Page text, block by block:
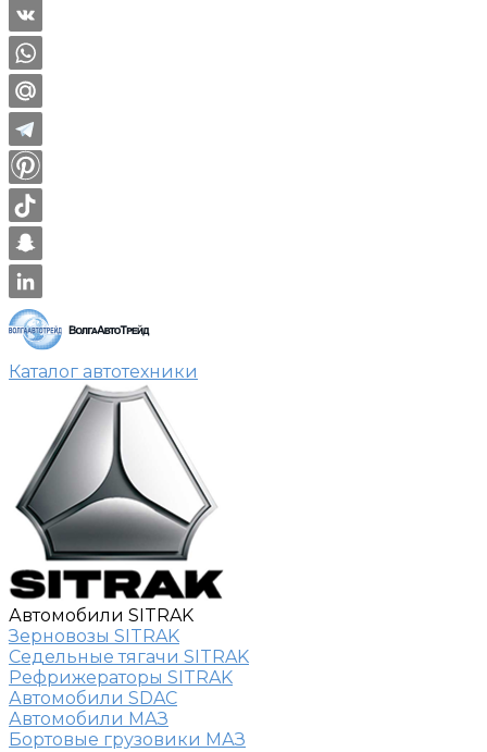
Каталог автотехники
Автомобили SITRAK
Зерновозы SITRAK
Седельные тягачи SITRAK
Рефрижераторы SITRAK
Автомобили SDAC
Автомобили МАЗ
Бортовые грузовики МАЗ